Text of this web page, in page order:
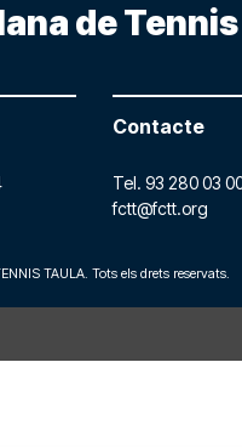
de
Contacte
Tel. 93 280 03
fctt@fctt.org
TAULA. Tots els drets reservats.